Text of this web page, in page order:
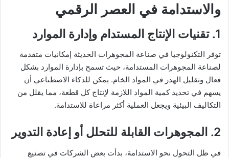
والاستدامة في العصر الرقمي
1. تقنيات الإنتاج المستدام وإدارة الموارد
توفر التكنولوجيا في صناعة المجوهرات الحديثة إمكانيات متقدمة
لصناعة المجوهرات المستدامة، حيث تسمح بإدارة الموارد بشكل
فعال وتقليل الهدر في المواد الخام. يمكن للذكاء الاصطناعي أن
يسهم في تحديد كمية المواد اللازمة لإنتاج كل قطعة، مما يقلل من
التكاليف البيئية ويجعل العملية أكثر مراعاة للاستدامة.
2. المجوهرات القابلة للتحلل أو إعادة التدوير
في ظل التحول نحو الاستدامة، بدأت بعض الشركات في تصنيع